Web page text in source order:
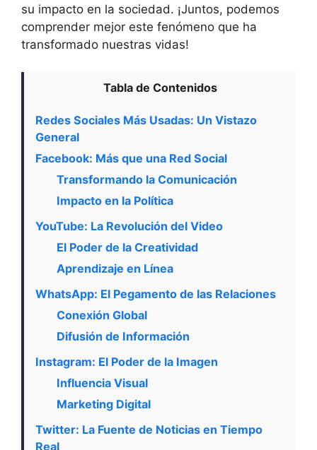
su impacto en la sociedad. ¡Juntos, podemos
comprender mejor este fenómeno que ha
transformado nuestras vidas!
Tabla de Contenidos
Redes Sociales Más Usadas: Un Vistazo
General
Facebook: Más que una Red Social
Transformando la Comunicación
Impacto en la Política
YouTube: La Revolución del Video
El Poder de la Creatividad
Aprendizaje en Línea
WhatsApp: El Pegamento de las Relaciones
Conexión Global
Difusión de Información
Instagram: El Poder de la Imagen
Influencia Visual
Marketing Digital
Twitter: La Fuente de Noticias en Tiempo
Real